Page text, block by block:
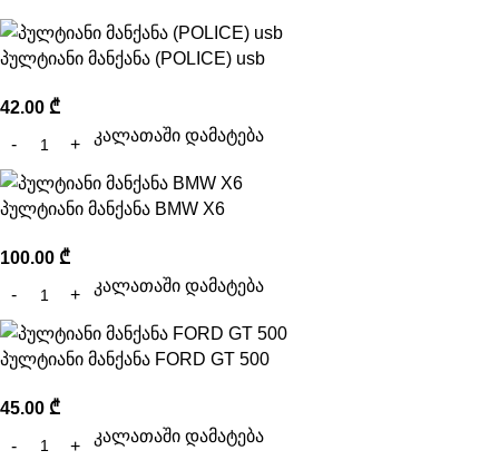
პულტიანი მანქანა (POLICE) usb
42.00 ₾
კალათაში დამატება
პულტიანი მანქანა BMW X6
100.00 ₾
კალათაში დამატება
პულტიანი მანქანა FORD GT 500
45.00 ₾
კალათაში დამატება